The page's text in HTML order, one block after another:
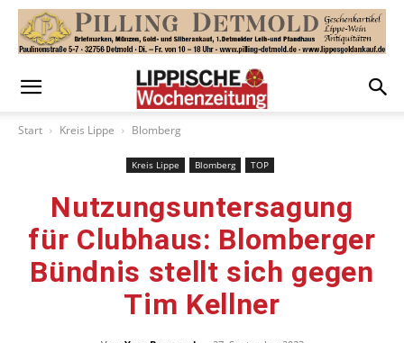
Start Kreis Lippe Blomberg
Kreis Lippe Blomberg TOP
Nutzungsuntersagung
für Clubhaus: Blomberger
Bündnis stellt sich gegen
Tim Kellner